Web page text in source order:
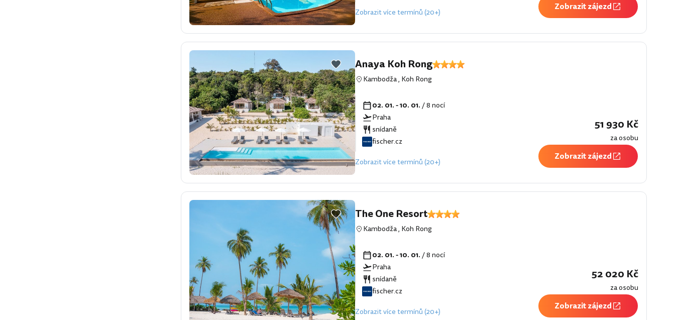
Zobrazit více termínů (20+)
Zobrazit zájezd
Anaya Koh Rong
Kambodža, Koh Rong
02. 01. - 10. 01./ 8 nocí
Praha
snídaně
fischer.cz
Zobrazit více termínů (20+)
51 930 Kč
za osobu
Zobrazit zájezd
The One Resort
Kambodža, Koh Rong
02. 01. - 10. 01./ 8 nocí
Praha
snídaně
fischer.cz
Zobrazit více termínů (20+)
52 020 Kč
za osobu
Zobrazit zájezd